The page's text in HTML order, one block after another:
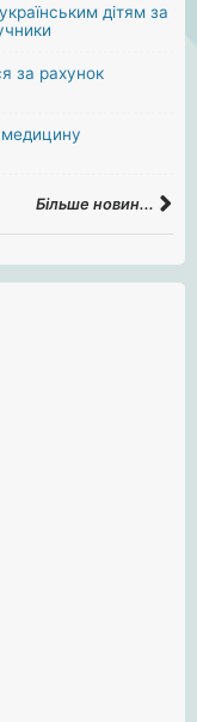
дітям за
за рахунок
медицину
Більше новин...